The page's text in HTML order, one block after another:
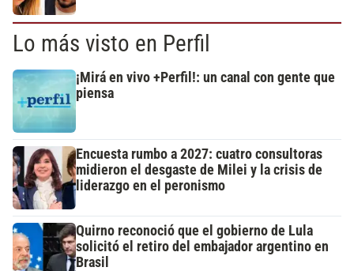
Lo más visto en Perfil
¡Mirá en vivo +Perfil!: un canal con gente que
piensa
Encuesta rumbo a 2027: cuatro consultoras
midieron el desgaste de Milei y la crisis de
liderazgo en el peronismo
Quirno reconoció que el gobierno de Lula
solicitó el retiro del embajador argentino en
Brasil